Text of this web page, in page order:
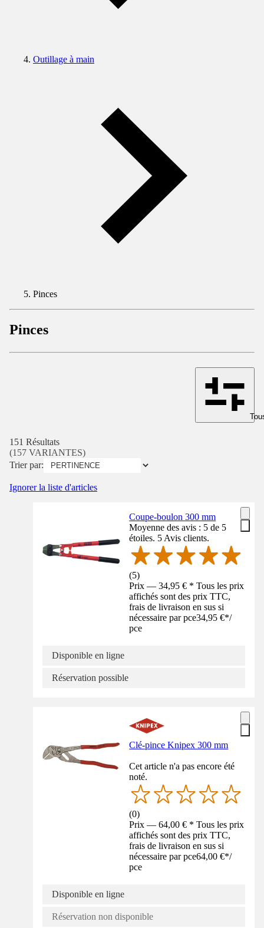
Outillage à main
Pinces
Pinces
151 Résultats
(157 VARIANTES)
Trier par:
Ignorer la liste d'articles
Coupe-boulon 300 mm
Moyenne des avis : 5 de 5
étoiles. 5 Avis clients.
(5)
Prix — 34,95 € * Tous les prix
affichés sont des prix TTC,
frais de livraison en sus si
nécessaire par pce34,95 €*/
pce
Disponible en ligne
Réservation possible
Clé-pince Knipex 300 mm
Cet article n'a pas encore été
noté.
(0)
Prix — 64,00 € * Tous les prix
affichés sont des prix TTC,
frais de livraison en sus si
nécessaire par pce64,00 €*/
pce
Disponible en ligne
Réservation non disponible